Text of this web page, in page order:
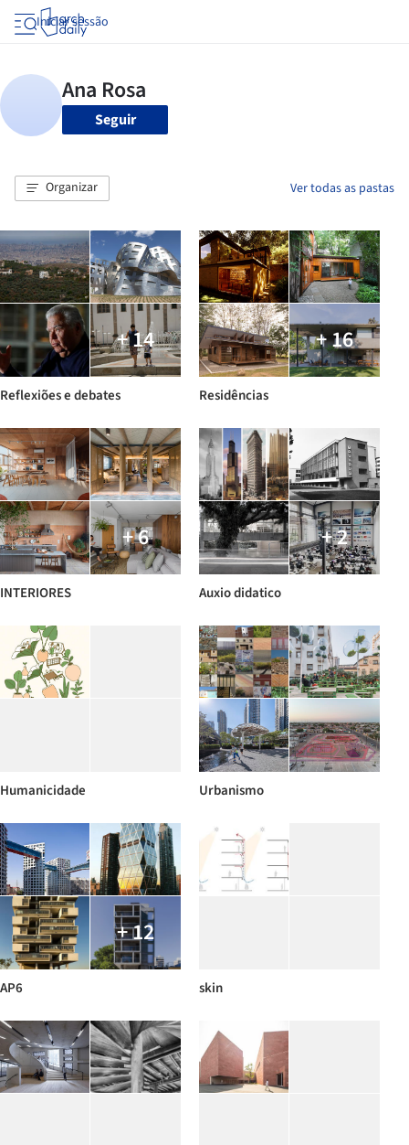
Iniciar sessão
Seguir
Organizar Ver todas as pastas
+ 14
Reflexiões e debates
+ 16
Residências
+ 6
INTERIORES
+ 2
Auxio didatico
Humanicidade Urbanismo
+ 12
AP6 skin